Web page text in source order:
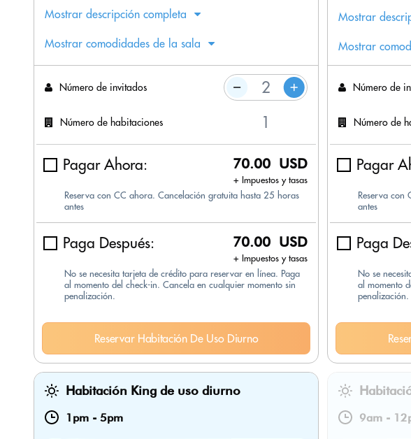
Mostrar descripción completa
Mostrar comodidades de la sala
Número de invitados
Número de habitaciones
Pagar Ahora: 70.00 USD
+ Impuestos y tasas
Reserva con CC ahora. Cancelación gratuita hasta 25 horas
antes
Paga Después: 70.00 USD
+ Impuestos y tasas
No se necesita tarjeta de crédito para reservar en línea. Paga
al momento del check-in. Cancela en cualquier momento sin
penalización.
Reservar Habitación De Uso Diurno
Mostrar
Mostrar
Número de
Número de
Pagar
Reserva con
antes
Paga
No se
al momento
penalización.
Habitación King de uso diurno
1pm - 5pm 9am -